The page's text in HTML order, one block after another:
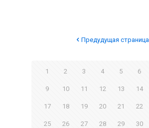
Предудущая страница
1 2 3 4 5 6
9 10 11 12 13 14
17 18 19 20 21 22
25 26 27 28 29 30